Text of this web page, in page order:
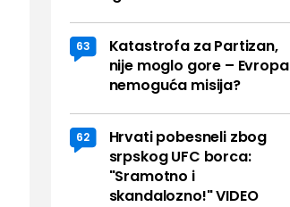
63
Katastrofa za Partizan,
nije moglo gore – Evropa
nemoguća misija?
62
Hrvati pobesneli zbog
srpskog UFC borca:
"Sramotno i
skandalozno!" VIDEO